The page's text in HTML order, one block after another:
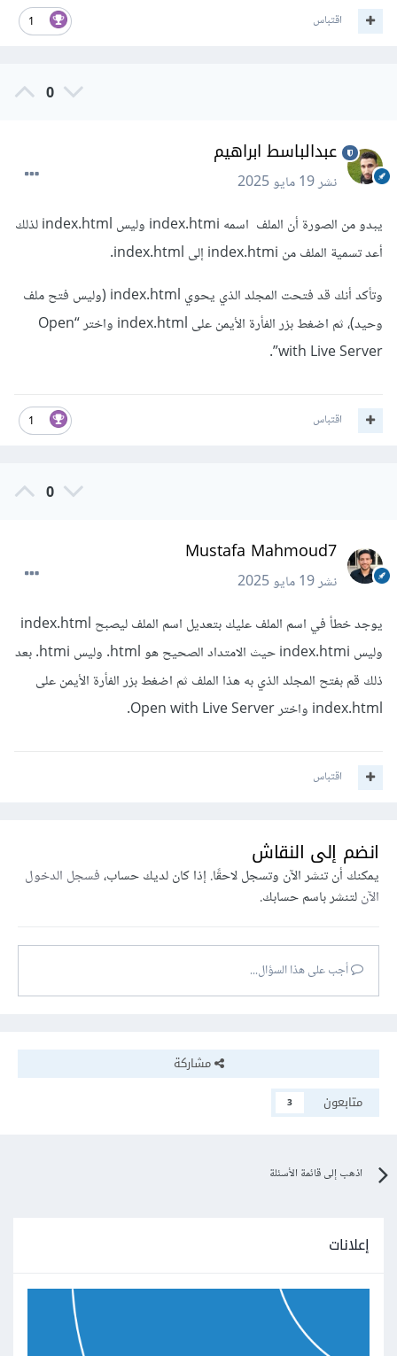
1 اقتباس
0
عبدالباسط ابراهيم
نشر19 مايو 2025
يبدو من الصورة أن الملف اسمه index.htmi وليس index.html لذلك
أعد تسمية الملف من index.htmi إلى index.html.
وتأكد أنك قد فتحت المجلد الذي يحوي index.html (وليس فتح ملف
وحيد)، ثم اضغط بزر الفأرة الأيمن على index.html واختر “Open
with Live Server”.
1 اقتباس
0
Mustafa Mahmoud7
نشر19 مايو 2025
يوجد خطأ في اسم الملف عليك بتعديل اسم الملف ليصبح index.html
وليس index.htmi حيث الامتداد الصحيح هو html. وليس htmi. بعد
ذلك قم بفتح المجلد الذي به هذا الملف ثم اضغط بزر الفأرة الأيمن على
index.html واختر Open with Live Server.
اقتباس
انضم إلى النقاش
يمكنك أن تنشر الآن وتسجل لاحقًا. إذا كان لديك حساب،فسجل الدخول
الآنلتنشر باسم حسابك.
أجب على هذا السؤال...
مشاركة
متابعون
3
اذهب إلى قائمة الأسئلة
إعلانات